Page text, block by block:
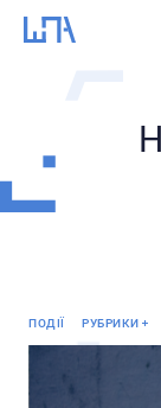
ПОДІЇ РУБРИКИ
Анонс